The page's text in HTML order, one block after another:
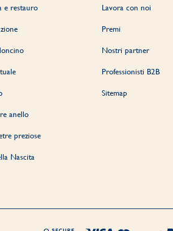
e restauro
anello
preziose
Nascita
Lavora con noi
Premi
Nostri partner
Professionisti B2B
Sitemap